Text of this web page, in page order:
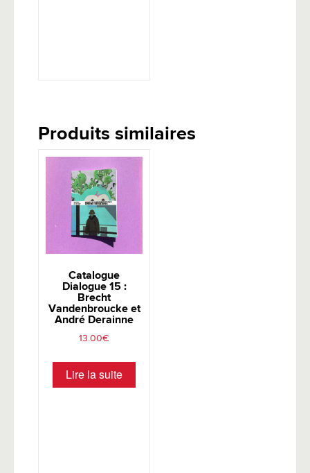
Produits similaires
Catalogue
Dialogue 15 :
Brecht
Vandenbroucke et
André Derainne
13.00€
Lire la suite